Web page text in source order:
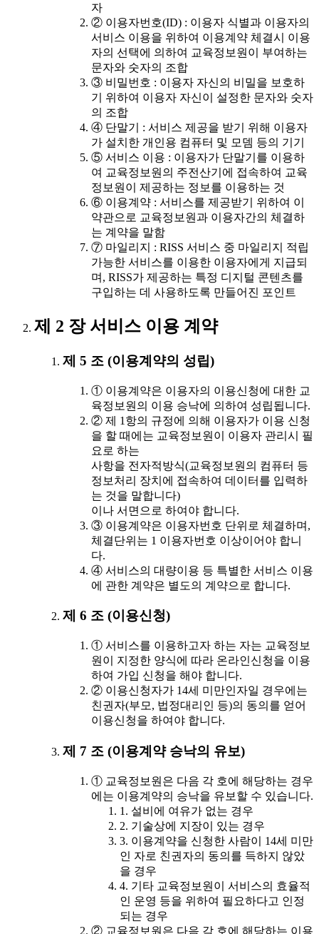
자
② 이용자번호(ID) : 이용자 식별과 이용자의
서비스 이용을 위하여 이용계약 체결시 이용
자의 선택에 의하여 교육정보원이 부여하는
문자와 숫자의 조합
③ 비밀번호 : 이용자 자신의 비밀을 보호하
기 위하여 이용자 자신이 설정한 문자와 숫자
의 조합
④ 단말기 : 서비스 제공을 받기 위해 이용자
가 설치한 개인용 컴퓨터 및 모뎀 등의 기기
⑤ 서비스 이용 : 이용자가 단말기를 이용하
여 교육정보원의 주전산기에 접속하여 교육
정보원이 제공하는 정보를 이용하는 것
⑥ 이용계약 : 서비스를 제공받기 위하여 이
약관으로 교육정보원과 이용자간의 체결하
는 계약을 말함
⑦ 마일리지 : RISS 서비스 중 마일리지 적립
가능한 서비스를 이용한 이용자에게 지급되
며, RISS가 제공하는 특정 디지털 콘텐츠를
구입하는 데 사용하도록 만들어진 포인트
제 2 장 서비스 이용 계약
제 5 조 (이용계약의 성립)
① 이용계약은 이용자의 이용신청에 대한 교
육정보원의 이용 승낙에 의하여 성립됩니다.
② 제 1항의 규정에 의해 이용자가 이용 신청
을 할 때에는 교육정보원이 이용자 관리시 필
요로 하는
사항을 전자적방식(교육정보원의 컴퓨터 등
정보처리 장치에 접속하여 데이터를 입력하
는 것을 말합니다)
이나 서면으로 하여야 합니다.
③ 이용계약은 이용자번호 단위로 체결하며,
체결단위는 1 이용자번호 이상이어야 합니
다.
④ 서비스의 대량이용 등 특별한 서비스 이용
에 관한 계약은 별도의 계약으로 합니다.
제 6 조 (이용신청)
① 서비스를 이용하고자 하는 자는 교육정보
원이 지정한 양식에 따라 온라인신청을 이용
하여 가입 신청을 해야 합니다.
② 이용신청자가 14세 미만인자일 경우에는
친권자(부모, 법정대리인 등)의 동의를 얻어
이용신청을 하여야 합니다.
제 7 조 (이용계약 승낙의 유보)
① 교육정보원은 다음 각 호에 해당하는 경우
에는 이용계약의 승낙을 유보할 수 있습니다.
1. 설비에 여유가 없는 경우
2. 기술상에 지장이 있는 경우
3. 이용계약을 신청한 사람이 14세 미만
인 자로 친권자의 동의를 득하지 않았
을 경우
4. 기타 교육정보원이 서비스의 효율적
인 운영 등을 위하여 필요하다고 인정
되는 경우
② 교육정보원은 다음 각 호에 해당하는 이용